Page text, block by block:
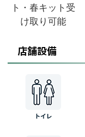
ト・春キット受
け取り可能
店舗設備